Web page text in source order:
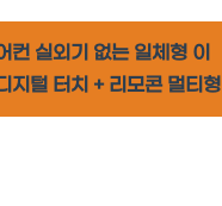
컨 실외기 없는 일체형 이
지털 터치 + 리모콘 멀티형